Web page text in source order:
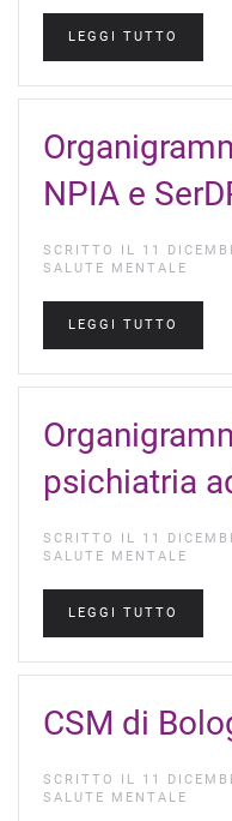
LEGGI TUTTO
NPIA e
SCRITTO IL 11
SALUTE MENTALE
LEGGI TUTTO
psichiatria
SCRITTO IL 11
SALUTE MENTALE
LEGGI TUTTO
CSM di
SCRITTO IL 11
SALUTE MENTALE